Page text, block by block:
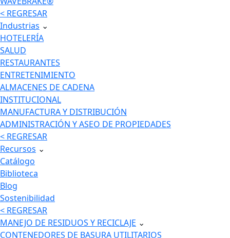
< REGRESAR
Industrias ⌄
HOTELERÍA
SALUD
RESTAURANTES
ENTRETENIMIENTO
ALMACENES DE CADENA
INSTITUCIONAL
MANUFACTURA Y DISTRIBUCIÓN
ADMINISTRACIÓN Y ASEO DE PROPIEDADES
< REGRESAR
Recursos ⌄
Catálogo
Biblioteca
Blog
Sostenibilidad
< REGRESAR
MANEJO DE RESIDUOS Y RECICLAJE ⌄
CONTENEDORES DE BASURA UTILITARIOS